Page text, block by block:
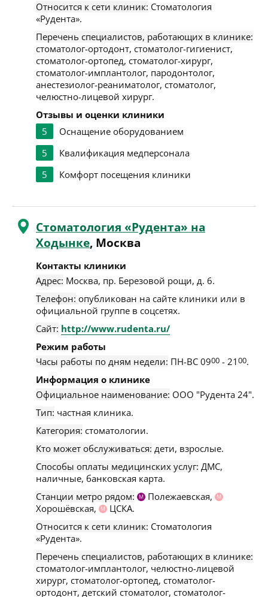
Относится к сети клиник: Стоматология
«Рудента».
Перечень специалистов, работающих в клинике:
стоматолог-ортодонт, стоматолог-гигиенист,
стоматолог-ортопед, стоматолог-хирург,
стоматолог-имплантолог, пародонтолог,
анестезиолог-реаниматолог, стоматолог,
челюстно-лицевой хирург.
Отзывы и оценки клиники
5
Оснащение оборудованием
5
Квалификация медперсонала
5
Комфорт посещения клиники
Стоматология «Рудента» на
Ходынке, Москва
Контакты клиники
Адрес: Москва, пр. Березовой рощи, д. 6.
Телефон: опубликован на сайте клиники или в
официальной группе в соцсетях.
Сайт: http://www.rudenta.ru/
Режим работы
Часы работы по дням недели: ПН-ВС 0900 - 2100.
Информация о клинике
Официальное наименование: ООО "Рудента 24".
Тип: частная клиника.
Категория: стоматологии.
Кто может обслуживаться: дети, взрослые.
Способы оплаты медицинских услуг: ДМС,
наличные, банковская карта.
Станции метро рядом:
М Полежаевская, М
Хорошёвская, М
ЦСКА.
Относится к сети клиник: Стоматология
«Рудента».
Перечень специалистов, работающих в клинике:
стоматолог-имплантолог, челюстно-лицевой
хирург, стоматолог-ортопед, стоматолог-
ортодонт, детский стоматолог, стоматолог-